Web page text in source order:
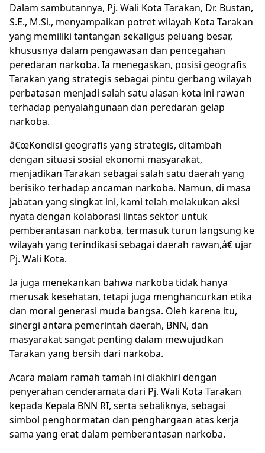
Dalam sambutannya, Pj. Wali Kota Tarakan, Dr. Bustan,
S.E., M.Si., menyampaikan potret wilayah Kota Tarakan
yang memiliki tantangan sekaligus peluang besar,
khususnya dalam pengawasan dan pencegahan
peredaran narkoba. Ia menegaskan, posisi geografis
Tarakan yang strategis sebagai pintu gerbang wilayah
perbatasan menjadi salah satu alasan kota ini rawan
terhadap penyalahgunaan dan peredaran gelap
narkoba.
â€œKondisi geografis yang strategis, ditambah
dengan situasi sosial ekonomi masyarakat,
menjadikan Tarakan sebagai salah satu daerah yang
berisiko terhadap ancaman narkoba. Namun, di masa
jabatan yang singkat ini, kami telah melakukan aksi
nyata dengan kolaborasi lintas sektor untuk
pemberantasan narkoba, termasuk turun langsung ke
wilayah yang terindikasi sebagai daerah rawan,â€ ujar
Pj. Wali Kota.
Ia juga menekankan bahwa narkoba tidak hanya
merusak kesehatan, tetapi juga menghancurkan etika
dan moral generasi muda bangsa. Oleh karena itu,
sinergi antara pemerintah daerah, BNN, dan
masyarakat sangat penting dalam mewujudkan
Tarakan yang bersih dari narkoba.
Acara malam ramah tamah ini diakhiri dengan
penyerahan cenderamata dari Pj. Wali Kota Tarakan
kepada Kepala BNN RI, serta sebaliknya, sebagai
simbol penghormatan dan penghargaan atas kerja
sama yang erat dalam pemberantasan narkoba.